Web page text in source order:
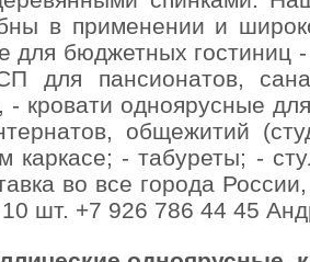
в применении и
для бюджетных гостиниц
для пансионатов,
- кровати одноярусные
общежитий
каркасе; - табуреты; -
во все города
10 шт. +7 926 786 44 45